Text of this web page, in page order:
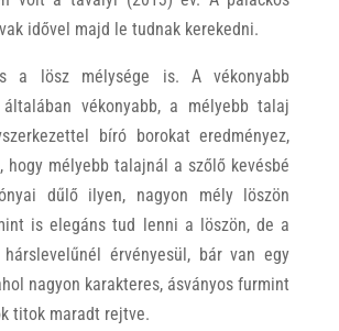
idővel majd le tudnak kerekedni.
a lösz mélysége is. A vékonyabb
vékonyabb, a mélyebb talaj
bíró borokat eredményez,
hogy mélyebb talajnál a szőlő kevésbé
dűlő ilyen, nagyon mély löszön
is elegáns tud lenni a löszön, de a
érvényesül, bár van egy
nagyon karakteres, ásványos furmint
titok maradt rejtve.